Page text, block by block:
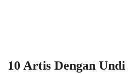
10 Artis Dengan